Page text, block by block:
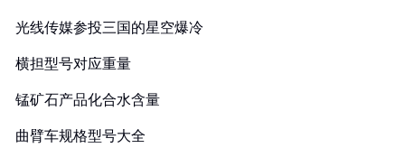
光线传媒参投三国的星空爆冷
横担型号对应重量
锰矿石产品化合水含量
曲臂车规格型号大全